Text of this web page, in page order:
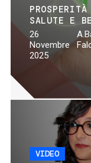
SALUTE E
26
Novembre
2025
VIDEO